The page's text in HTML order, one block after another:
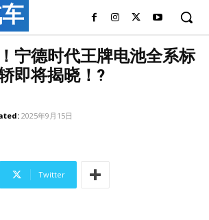
宁德时代王牌电池全系标
即将揭晓！?
2025年9月15日
Twitter